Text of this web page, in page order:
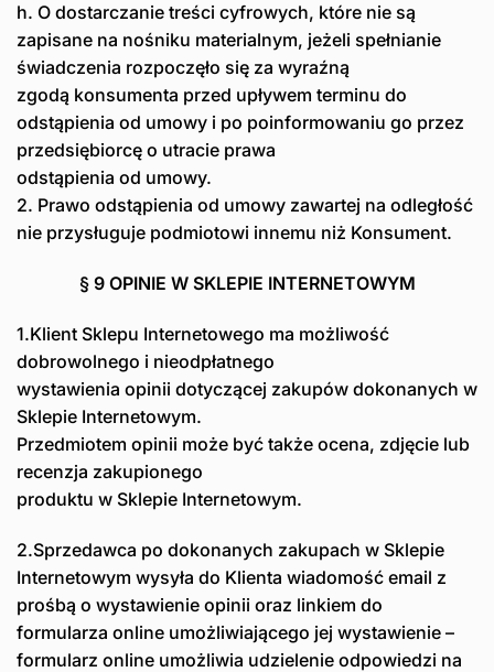
h. O dostarczanie treści cyfrowych, które nie są
zapisane na nośniku materialnym, jeżeli spełnianie
świadczenia rozpoczęło się za wyraźną
zgodą konsumenta przed upływem terminu do
odstąpienia od umowy i po poinformowaniu go przez
przedsiębiorcę o utracie prawa
odstąpienia od umowy.
2. Prawo odstąpienia od umowy zawartej na odległość
nie przysługuje podmiotowi innemu niż Konsument.
§ 9 OPINIE W SKLEPIE INTERNETOWYM
1.Klient Sklepu Internetowego ma możliwość
dobrowolnego i nieodpłatnego
wystawienia opinii dotyczącej zakupów dokonanych w
Sklepie Internetowym.
Przedmiotem opinii może być także ocena, zdjęcie lub
recenzja zakupionego
produktu w Sklepie Internetowym.
2.Sprzedawca po dokonanych zakupach w Sklepie
Internetowym wysyła do Klienta wiadomość email z
prośbą o wystawienie opinii oraz linkiem do
formularza online umożliwiającego jej wystawienie –
formularz online umożliwia udzielenie odpowiedzi na